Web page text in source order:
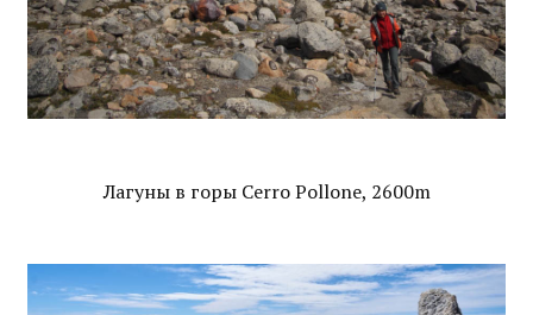
Лагуны в горы Cerro Pollone, 2600m